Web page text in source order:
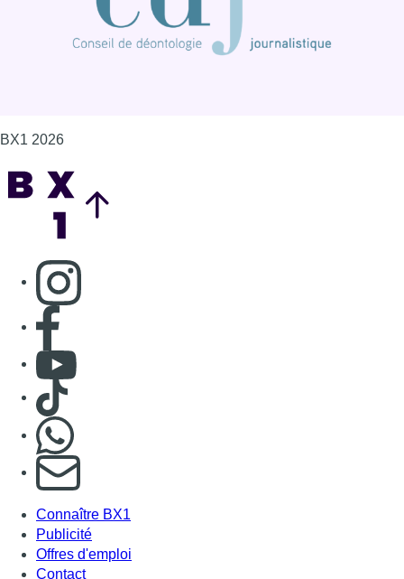
BX1 2026
Consulter page Instagram
Consulter page Facebook
Consulter Youtube
Consulter TikTok
S'abonner à notre newsletter
Connaître BX1
Publicité
Offres d'emploi
Contact